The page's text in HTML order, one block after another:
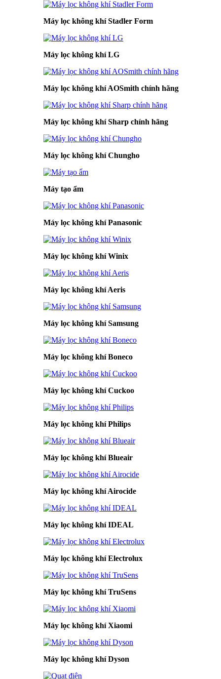
Máy lọc không khí Stadler Form
Máy lọc không khí LG
Máy lọc không khí AOSmith chính hãng
Máy lọc không khí Sharp chính hãng
Máy lọc không khí Chungho
Máy tạo ẩm
Máy lọc không khí Panasonic
Máy lọc không khí Winix
Máy lọc không khí Aeris
Máy lọc không khí Samsung
Máy lọc không khí Boneco
Máy lọc không khí Cuckoo
Máy lọc không khí Philips
Máy lọc không khí Blueair
Máy lọc không khí Airocide
Máy lọc không khí IDEAL
Máy lọc không khí Electrolux
Máy lọc không khí TruSens
Máy lọc không khí Xiaomi
Máy lọc không khí Dyson